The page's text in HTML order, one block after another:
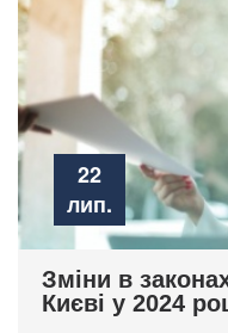
22
лип.
Зміни в
Києві у 2024